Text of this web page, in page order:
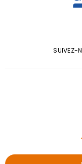
SUIVEZ-